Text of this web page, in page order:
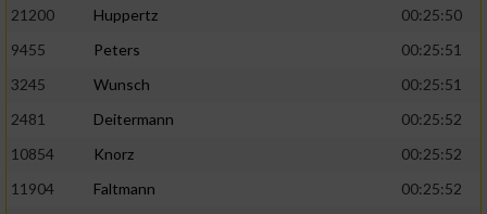
21200
Huppertz
00:25:50
9455
Peters
00:25:51
3245
Wunsch
00:25:51
2481
Deitermann
00:25:52
10854
Knorz
00:25:52
11904
Faltmann
00:25:52
von Werbeanzeigen
Werbung
personalisierter Werbung